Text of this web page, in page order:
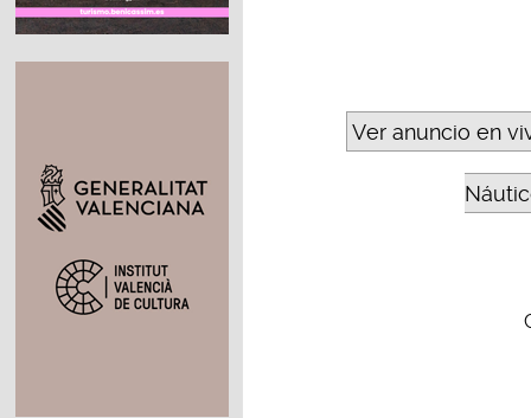
Ver anuncio en